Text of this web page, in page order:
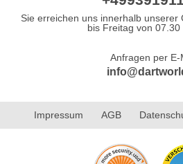
Sie erreichen uns innerhalb unserer
bis Freitag von 07.30
Anfragen per E-
Impressum AGB